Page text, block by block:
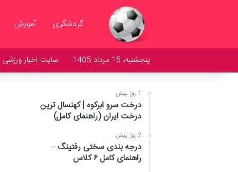
گردشگری آموزش
پنجشنبه، 15 مرداد 1405 سایت اخبار ورزشی
1 روز پیش
درخت سرو ابرکوه | کهنسال ترین
درخت ایران (راهنمای کامل)
2 روز پیش
درجه بندی سختی رفتینگ –
راهنمای کامل ۶ کلاس